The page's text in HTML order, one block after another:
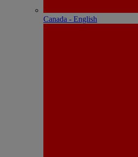
Canada - English